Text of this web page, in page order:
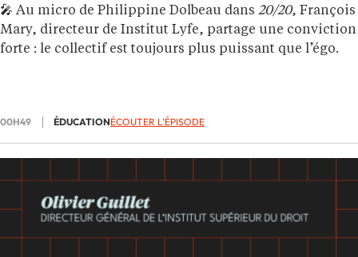
🎤 Au micro de Philippine Dolbeau dans 20/20, François
Mary, directeur de Institut Lyfe, partage une conviction
forte : le collectif est toujours plus puissant que l’égo.
00H49 ÉDUCATIONÉCOUTER L'ÉPISODE